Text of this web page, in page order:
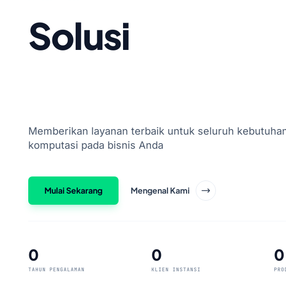
Solusi
Memberikan layanan terbaik untuk seluruh
komputasi pada bisnis Anda
Mulai Sekarang Mengenal Kami
0
TAHUN PENGALAMAN
0
KLIEN INSTANSI
0